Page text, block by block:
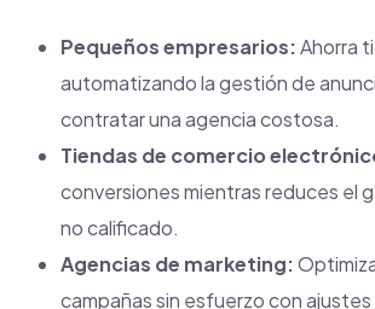
Pequeños empresarios:Ahorra
automatizando la gestión de
contratar una agencia costosa.
Tiendas de comercio
conversiones mientras reduces el
no calificado.
Agencias de marketing:
campañas sin esfuerzo con ajustes